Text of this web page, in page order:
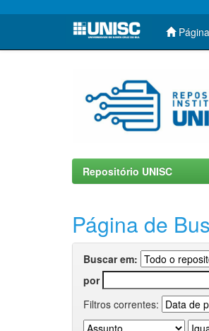
Skip
Repositório UNISC
Página de
Buscar em:
por
Filtros correntes: